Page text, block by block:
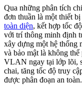
Qua những phân tích
đơn thuần là một thiết
toàn diện, kết hợp tốc
với trí thông minh định
xây dựng một hệ thống
và bảo mật là không
VLAN ngay tại lớp lõi,
chai, tăng tốc độ truy
được phân đoạn an toàn.